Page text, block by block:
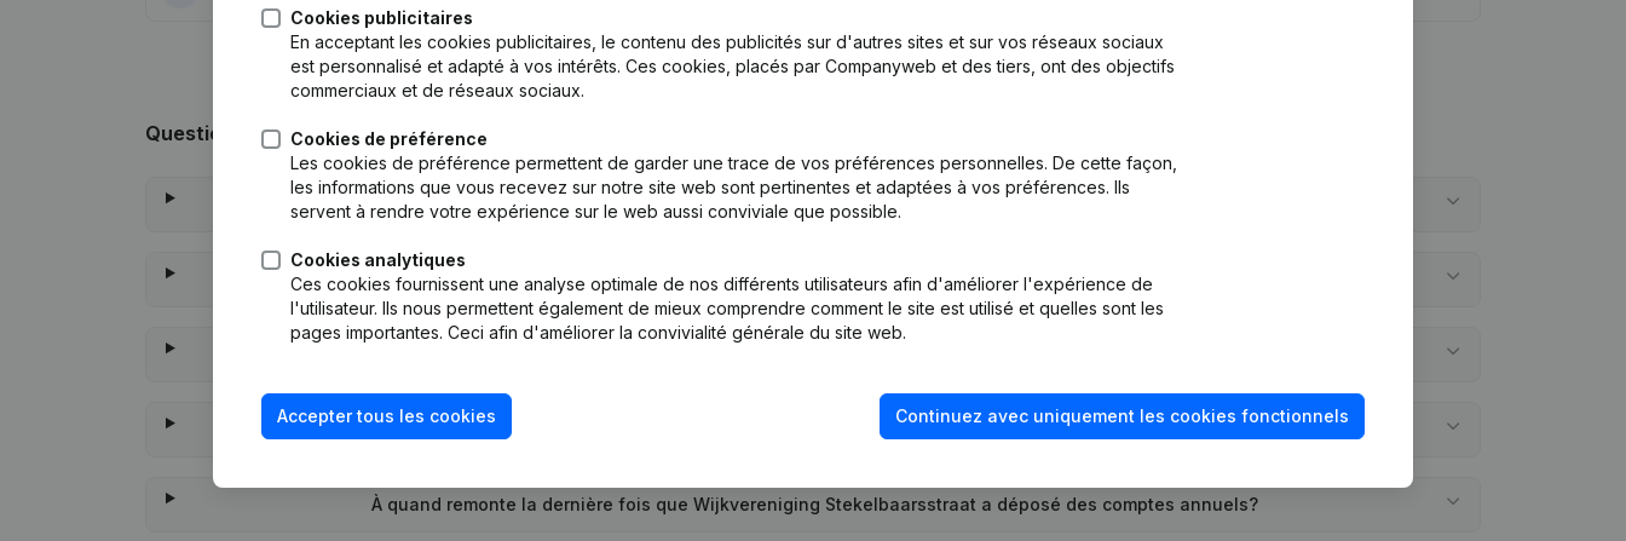
Questions fréquemment posées
Quel est le numéro de TVA de Wijkvereniging Stekelbaarsstraat?
Quel est l'identifiant PEPPOL de Wijkvereniging Stekelbaarsstraat?
Quelle est l'adresse de Wijkvereniging Stekelbaarsstraat?
À quand remonte la dernière fois que Wijkvereniging Stekelbaarsstraat a déposé des comptes annuels?
Cookies publicitaires
En acceptant les cookies publicitaires, le contenu des publicités sur d'autres sites et sur vos réseaux sociaux
est personnalisé et adapté à vos intérêts. Ces cookies, placés par Companyweb et des tiers, ont des objectifs
commerciaux et de réseaux sociaux.
Cookies de préférence
Les cookies de préférence permettent de garder une trace de vos préférences personnelles. De cette façon,
les informations que vous recevez sur notre site web sont pertinentes et adaptées à vos préférences. Ils
servent à rendre votre expérience sur le web aussi conviviale que possible.
Cookies analytiques
Ces cookies fournissent une analyse optimale de nos différents utilisateurs afin d'améliorer l'expérience de
l'utilisateur. Ils nous permettent également de mieux comprendre comment le site est utilisé et quelles sont les
pages importantes. Ceci afin d'améliorer la convivialité générale du site web.
Accepter tous les cookies Continuez avec uniquement les cookies fonctionnels